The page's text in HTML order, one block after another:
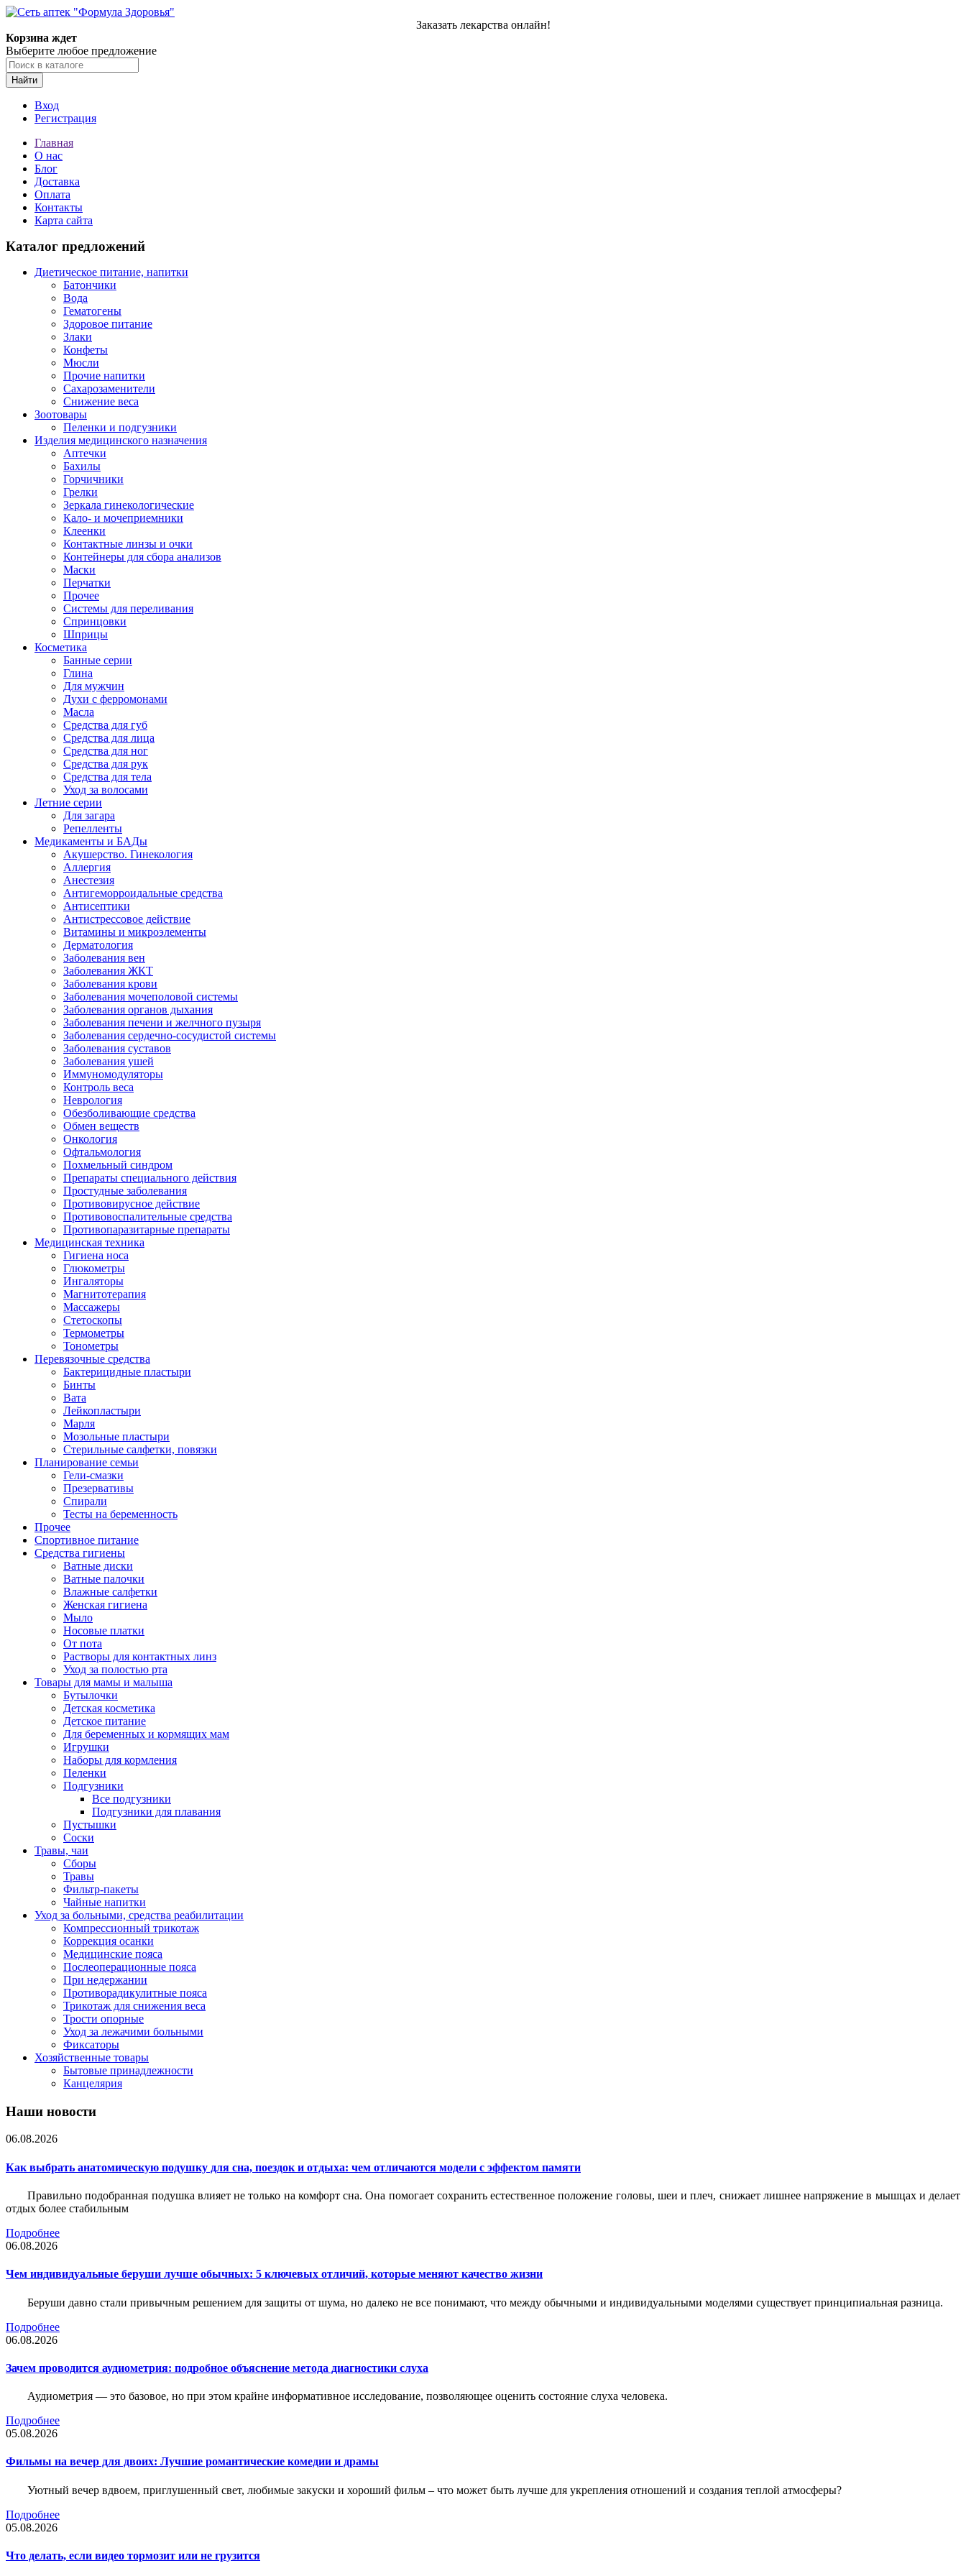
Заказать лекарства онлайн!
Корзина ждет
Выберите любое предложение
Найти
Вход
Регистрация
Главная
О нас
Блог
Доставка
Оплата
Контакты
Карта сайта
Каталог предложений
Диетическое питание, напитки
Батончики
Вода
Гематогены
Здоровое питание
Злаки
Конфеты
Мюсли
Прочие напитки
Сахарозаменители
Снижение веса
Зоотовары
Пеленки и подгузники
Изделия медицинского назначения
Аптечки
Бахилы
Горчичники
Грелки
Зеркала гинекологические
Кало- и мочеприемники
Клеенки
Контактные линзы и очки
Контейнеры для сбора анализов
Маски
Перчатки
Прочее
Системы для переливания
Спринцовки
Шприцы
Косметика
Банные серии
Глина
Для мужчин
Духи с ферромонами
Масла
Средства для губ
Средства для лица
Средства для ног
Средства для рук
Средства для тела
Уход за волосами
Летние серии
Для загара
Репелленты
Медикаменты и БАДы
Акушерство. Гинекология
Аллергия
Анестезия
Антигеморроидальные средства
Антисептики
Антистрессовое действие
Витамины и микроэлементы
Дерматология
Заболевания вен
Заболевания ЖКТ
Заболевания крови
Заболевания мочеполовой системы
Заболевания органов дыхания
Заболевания печени и желчного пузыря
Заболевания сердечно-сосудистой системы
Заболевания суставов
Заболевания ушей
Иммуномодуляторы
Контроль веса
Неврология
Обезболивающие средства
Обмен веществ
Онкология
Офтальмология
Похмельный синдром
Препараты специального действия
Простудные заболевания
Противовирусное действие
Противовоспалительные средства
Противопаразитарные препараты
Медицинская техника
Гигиена носа
Глюкометры
Ингаляторы
Магнитотерапия
Массажеры
Стетоскопы
Термометры
Тонометры
Перевязочные средства
Бактерицидные пластыри
Бинты
Вата
Лейкопластыри
Марля
Мозольные пластыри
Стерильные салфетки, повязки
Планирование семьи
Гели-смазки
Презервативы
Спирали
Тесты на беременность
Прочее
Спортивное питание
Средства гигиены
Ватные диски
Ватные палочки
Влажные салфетки
Женская гигиена
Мыло
Носовые платки
От пота
Растворы для контактных линз
Уход за полостью рта
Товары для мамы и малыша
Бутылочки
Детская косметика
Детское питание
Для беременных и кормящих мам
Игрушки
Наборы для кормления
Пеленки
Подгузники
Все подгузники
Подгузники для плавания
Пустышки
Соски
Травы, чаи
Сборы
Травы
Фильтр-пакеты
Чайные напитки
Уход за больными, средства реабилитации
Компрессионный трикотаж
Коррекция осанки
Медицинские пояса
Послеоперационные пояса
При недержании
Противорадикулитные пояса
Трикотаж для снижения веса
Трости опорные
Уход за лежачими больными
Фиксаторы
Хозяйственные товары
Бытовые принадлежности
Канцелярия
Наши новости
06.08.2026
Как выбрать анатомическую подушку для сна, поездок и отдыха: чем отличаются модели с эффектом памяти
Правильно подобранная подушка влияет не только на комфорт сна. Она помогает сохранить естественное положение головы, шеи и плеч, снижает лишнее напряжение в мышцах и делает
отдых более стабильным
Подробнее
06.08.2026
Чем индивидуальные беруши лучше обычных: 5 ключевых отличий, которые меняют качество жизни
Беруши давно стали привычным решением для защиты от шума, но далеко не все понимают, что между обычными и индивидуальными моделями существует принципиальная разница.
Подробнее
06.08.2026
Зачем проводится аудиометрия: подробное объяснение метода диагностики слуха
Аудиометрия — это базовое, но при этом крайне информативное исследование, позволяющее оценить состояние слуха человека.
Подробнее
05.08.2026
Фильмы на вечер для двоих: Лучшие романтические комедии и драмы
Уютный вечер вдвоем, приглушенный свет, любимые закуски и хороший фильм – что может быть лучше для укрепления отношений и создания теплой атмосферы?
Подробнее
05.08.2026
Что делать, если видео тормозит или не грузится